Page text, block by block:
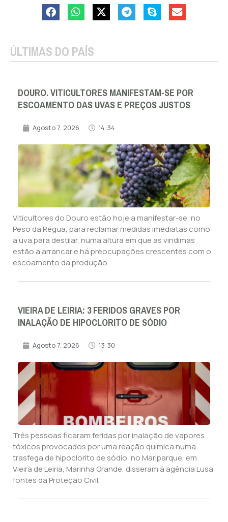
ÚLTIMAS DO PAÍS
DOURO. VITICULTORES MANIFESTAM-SE POR
ESCOAMENTO DAS UVAS E PREÇOS JUSTOS
Agosto 7, 2026 14:34
Viticultores do Douro estão hoje a manifestar-se, no
Peso da Régua, para reclamar medidas imediatas como
a uva para destilar, numa altura em que as vindimas
estão a arrancar e há preocupações crescentes com o
escoamento da produção.
VIEIRA DE LEIRIA: 3 FERIDOS GRAVES POR
INALAÇÃO DE HIPOCLORITO DE SÓDIO
Agosto 7, 2026 13:30
Três pessoas ficaram feridas por inalação de vapores
tóxicos provocados por uma reação química numa
trasfega de hipoclorito de sódio, no Mariparque, em
Vieira de Leiria, Marinha Grande, disseram à agência Lusa
fontes da Proteção Civil.